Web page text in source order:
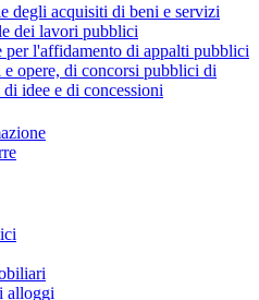
degli acquisiti di beni e servizi
dei lavori pubblici
l'affidamento di appalti pubblici
opere, di concorsi pubblici di
idee e di concessioni
alloggi